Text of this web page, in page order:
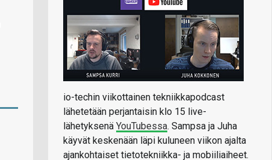
io-techin viikottainen tekniikkapodcast
lähetetään perjantaisin klo 15 live-
lähetyksenä YouTubessa. Sampsa ja Juha
käyvät keskenään läpi kuluneen viikon ajalta
ajankohtaiset tietotekniikka- ja mobiiliaiheet.